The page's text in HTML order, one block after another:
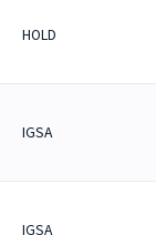
HOLD
IGSA
IGSA